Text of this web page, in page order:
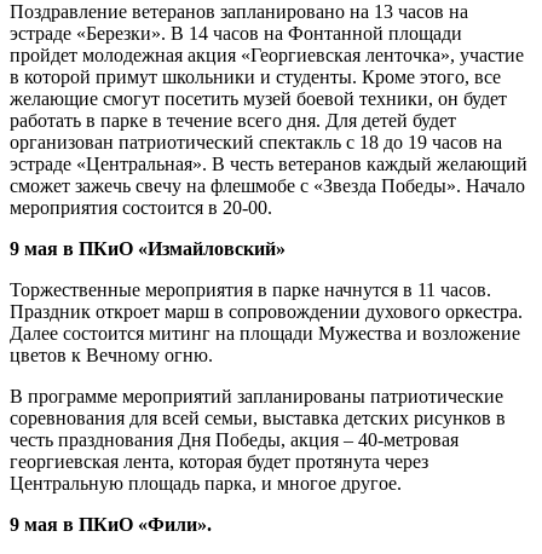
Поздравление ветеранов запланировано на 13 часов на
эстраде «Березки». В 14 часов на Фонтанной площади
пройдет молодежная акция «Георгиевская ленточка», участие
в которой примут школьники и студенты. Кроме этого, все
желающие смогут посетить музей боевой техники, он будет
работать в парке в течение всего дня. Для детей будет
организован патриотический спектакль с 18 до 19 часов на
эстраде «Центральная». В честь ветеранов каждый желающий
сможет зажечь свечу на флешмобе с «Звезда Победы». Начало
мероприятия состоится в 20-00.
9 мая в ПКиО «Измайловский»
Торжественные мероприятия в парке начнутся в 11 часов.
Праздник откроет марш в сопровождении духового оркестра.
Далее состоится митинг на площади Мужества и возложение
цветов к Вечному огню.
В программе мероприятий запланированы патриотические
соревнования для всей семьи, выставка детских рисунков в
честь празднования Дня Победы, акция – 40-метровая
георгиевская лента, которая будет протянута через
Центральную площадь парка, и многое другое.
9 мая в ПКиО «Фили».